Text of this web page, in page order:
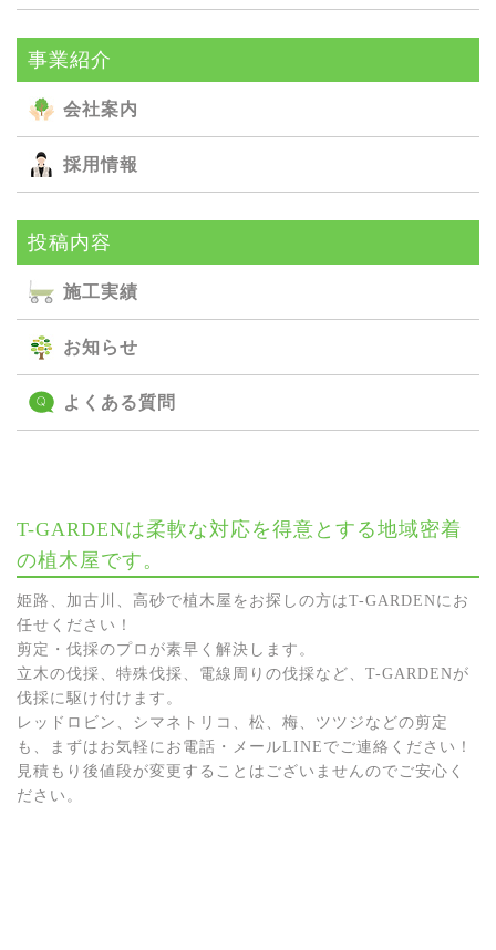
事業紹介
会社案内
採用情報
投稿内容
施⼯実績
お知らせ
よくある質問
T-GARDENは柔軟な対応を得意とする地域密着
の植木屋です。
姫路、加古川、高砂で植木屋をお探しの方はT-GARDENにお
任せください！
剪定・伐採のプロが素早く解決します。
立木の伐採、特殊伐採、電線周りの伐採など、T-GARDENが
伐採に駆け付けます。
レッドロビン、シマネトリコ、松、梅、ツツジなどの剪定
も、まずはお気軽にお電話・メールLINEでご連絡ください！
見積もり後値段が変更することはございませんのでご安心く
ださい。